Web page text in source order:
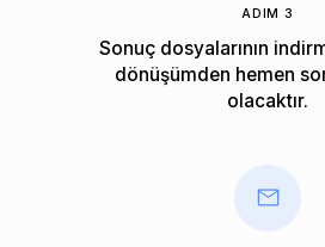
ADIM 3
Sonuç dosyalarının
dönüşümden hemen
olacaktır.